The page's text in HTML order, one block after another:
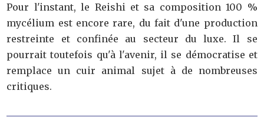
Pour l'instant, le Reishi et sa composition 100 %
mycélium est encore rare, du fait d'une production
restreinte et confinée au secteur du luxe. Il se
pourrait toutefois qu'à l'avenir, il se démocratise et
remplace un cuir animal sujet à de nombreuses
critiques.